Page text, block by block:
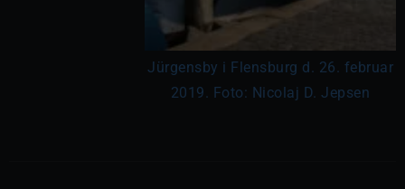
Jürgensby i Flensburg d. 26. februar
2019. Foto: Nicolaj D. Jepsen